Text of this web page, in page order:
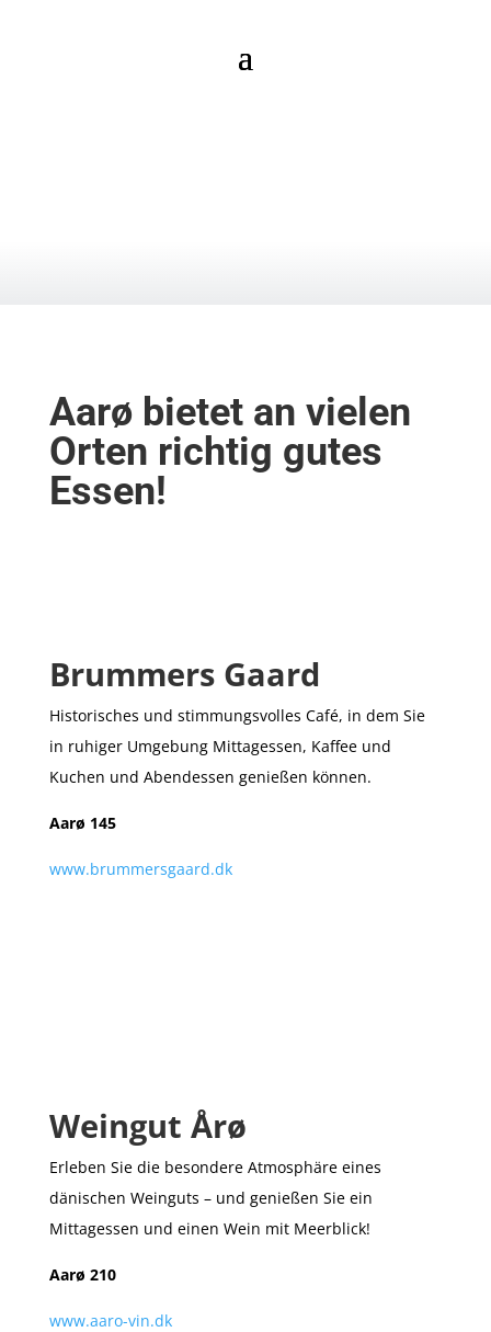
Aarø bietet an vielen
Orten richtig gutes
Essen!
Brummers Gaard
Historisches und stimmungsvolles Café, in dem Sie
in ruhiger Umgebung Mittagessen, Kaffee und
Kuchen und Abendessen genießen können.
Aarø 145
www.brummersgaard.dk
Weingut Årø
Erleben Sie die besondere Atmosphäre eines
dänischen Weinguts – und genießen Sie ein
Mittagessen und einen Wein mit Meerblick!
Aarø 210
www.aaro-vin.dk